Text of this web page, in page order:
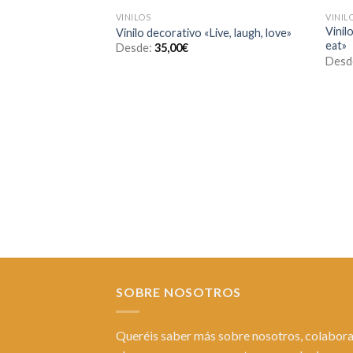
a la
VINILOS
Vinilo decorativo «Live, laugh, love»
Desde: 35,00€
eat»
SOBRE NOSOTROS
Queréis saber más sobre nosotros,